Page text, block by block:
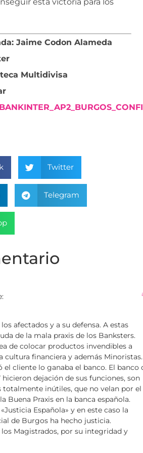
Jaime Codon Alameda
Multidivisa
Twitter
Telegram
afectados y a su defensa. A estas
de la mala praxis de los Banksters.
de colocar productos invendibles a
cultura financiera y además Minoristas.
el cliente lo ganaba el banco. El banco
hicieron dejación de sus funciones, son
totalmente inútiles, que no velan por el
Buena Praxis en la banca española.
Española» y en este caso la
de Burgos ha hecho justicia.
los Magistrados, por su integridad y